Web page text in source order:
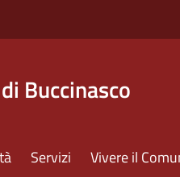
Buccinasco
Servizi Vivere il